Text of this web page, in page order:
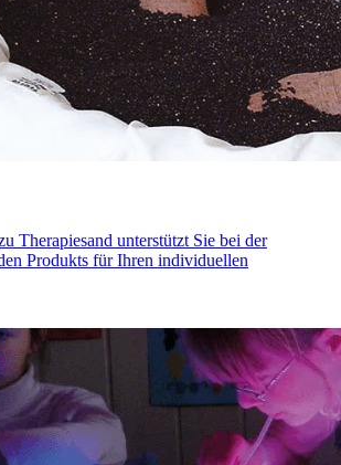
Therapiesand unterstützt Sie bei der
Produkts für Ihren individuellen